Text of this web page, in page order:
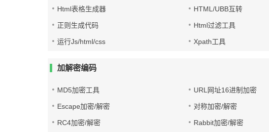
Html表格生成器 HTML/UBB互转
正则生成代码 Html过滤工具
运行Js/html/css Xpath工具
加解密编码
MD5加密工具 URL网址16进制加密
Escape加密/解密 对称加密/解密
RC4加密/解密 Rabbit加密/解密